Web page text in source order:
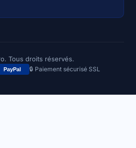
Tous droits réservés.
PayPal 🔒 Paiement sécurisé SSL